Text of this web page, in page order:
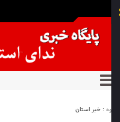
:خبر استان